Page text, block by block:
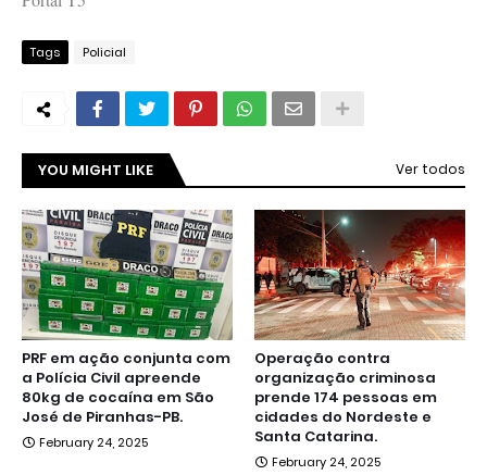
Tags Policial
YOU MIGHT LIKE Ver todos
PRF em ação conjunta com
a Polícia Civil apreende
80kg de cocaína em São
José de Piranhas-PB.
February 24, 2025
Operação contra
organização criminosa
prende 174 pessoas em
cidades do Nordeste e
Santa Catarina.
February 24, 2025